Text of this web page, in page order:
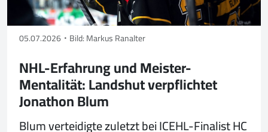
05.07.2026 Bild: Markus Ranalter
NHL-Erfahrung und Meister-
Mentalität: Landshut verpflichtet
Jonathon Blum
Blum verteidigte zuletzt bei ICEHL-Finalist HC